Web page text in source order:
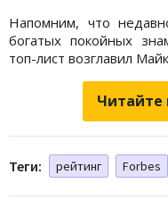
Напомним, что
богатых покойных
топ-лист возглавил
Читайте
Теги: рейтинг Forbes